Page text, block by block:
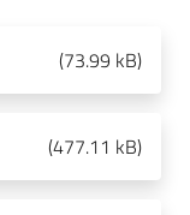
(73.99 kB)
(477.11 kB)